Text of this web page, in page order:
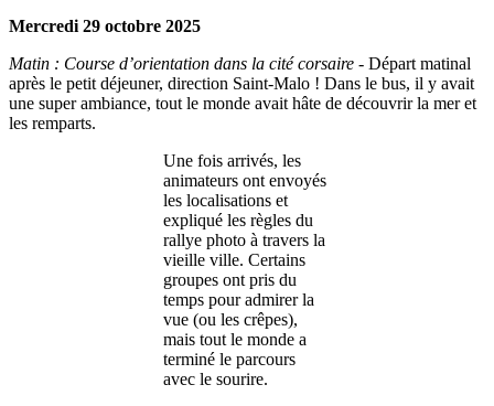
Mercredi 29 octobre 2025
Matin : Course d’orientation dans la cité corsaire - Départ matinal
après le petit déjeuner, direction Saint-Malo ! Dans le bus, il y avait
une super ambiance, tout le monde avait hâte de découvrir la mer et
les remparts.
Une fois arrivés, les
animateurs ont envoyés
les localisations et
expliqué les règles du
rallye photo à travers la
vieille ville. Certains
groupes ont pris du
temps pour admirer la
vue (ou les crêpes),
mais tout le monde a
terminé le parcours
avec le sourire.